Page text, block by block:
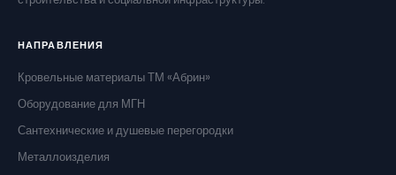
НАПРАВЛЕНИЯ
Кровельные материалы ТМ «Абрин»
Оборудование для МГН
Сантехнические и душевые перегородки
Металлоизделия